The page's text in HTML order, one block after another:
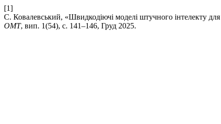
[1]
С. Ковалевський, «Швидкодіючі моделі штучного інтелекту
ОМТ, вип. 1(54), с. 141–146, Груд 2025.